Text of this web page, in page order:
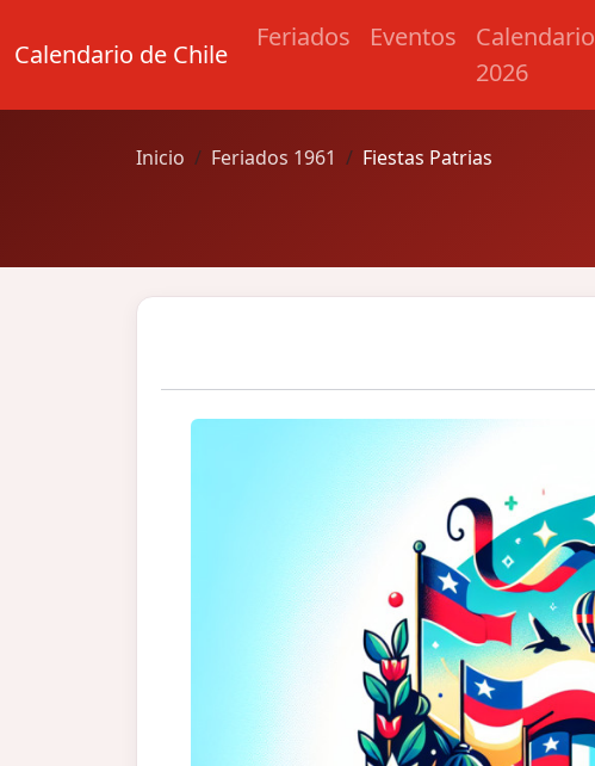
Calendario de Chile
Feriados Eventos
Calendario
2026
Inicio Feriados 1961 Fiestas Patrias